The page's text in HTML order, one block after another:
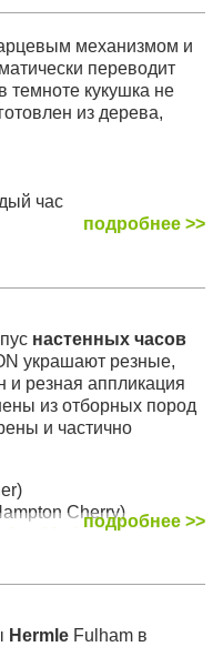
механизмом и
переводит
темноте кукушка не
из дерева,
час
подробнее >>
настенных часов
украшают резные,
и резная аппликация
из отборных пород
и частично
Cherry)
, Бим-Бом
подробнее >>
Hermle Fulham в